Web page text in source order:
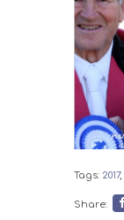
Tags: 2017,
Share: